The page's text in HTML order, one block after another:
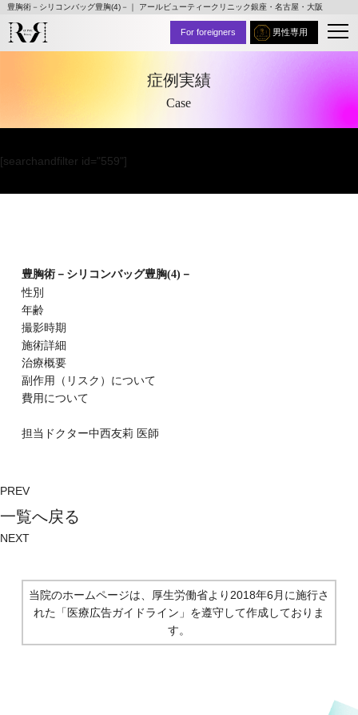
豊胸術－シリコンバッグ豊胸(4)－｜ アールビューティークリニック銀座・名古屋・大阪
男性専用
For foreigners
症例実績
Case
[searchandfilter id="559"]
豊胸術－シリコンバッグ豊胸(4)－
性別
年齢
撮影時期
施術詳細
治療概要
副作⽤（リスク）について
費⽤について
担当ドクター中西友莉 医師
PREV
⼀覧へ戻る
NEXT
当院のホームページは、厚生労働省より2018年6月に施行さ
れた 「医療広告ガイドライン」を遵守して作成しておりま
す。